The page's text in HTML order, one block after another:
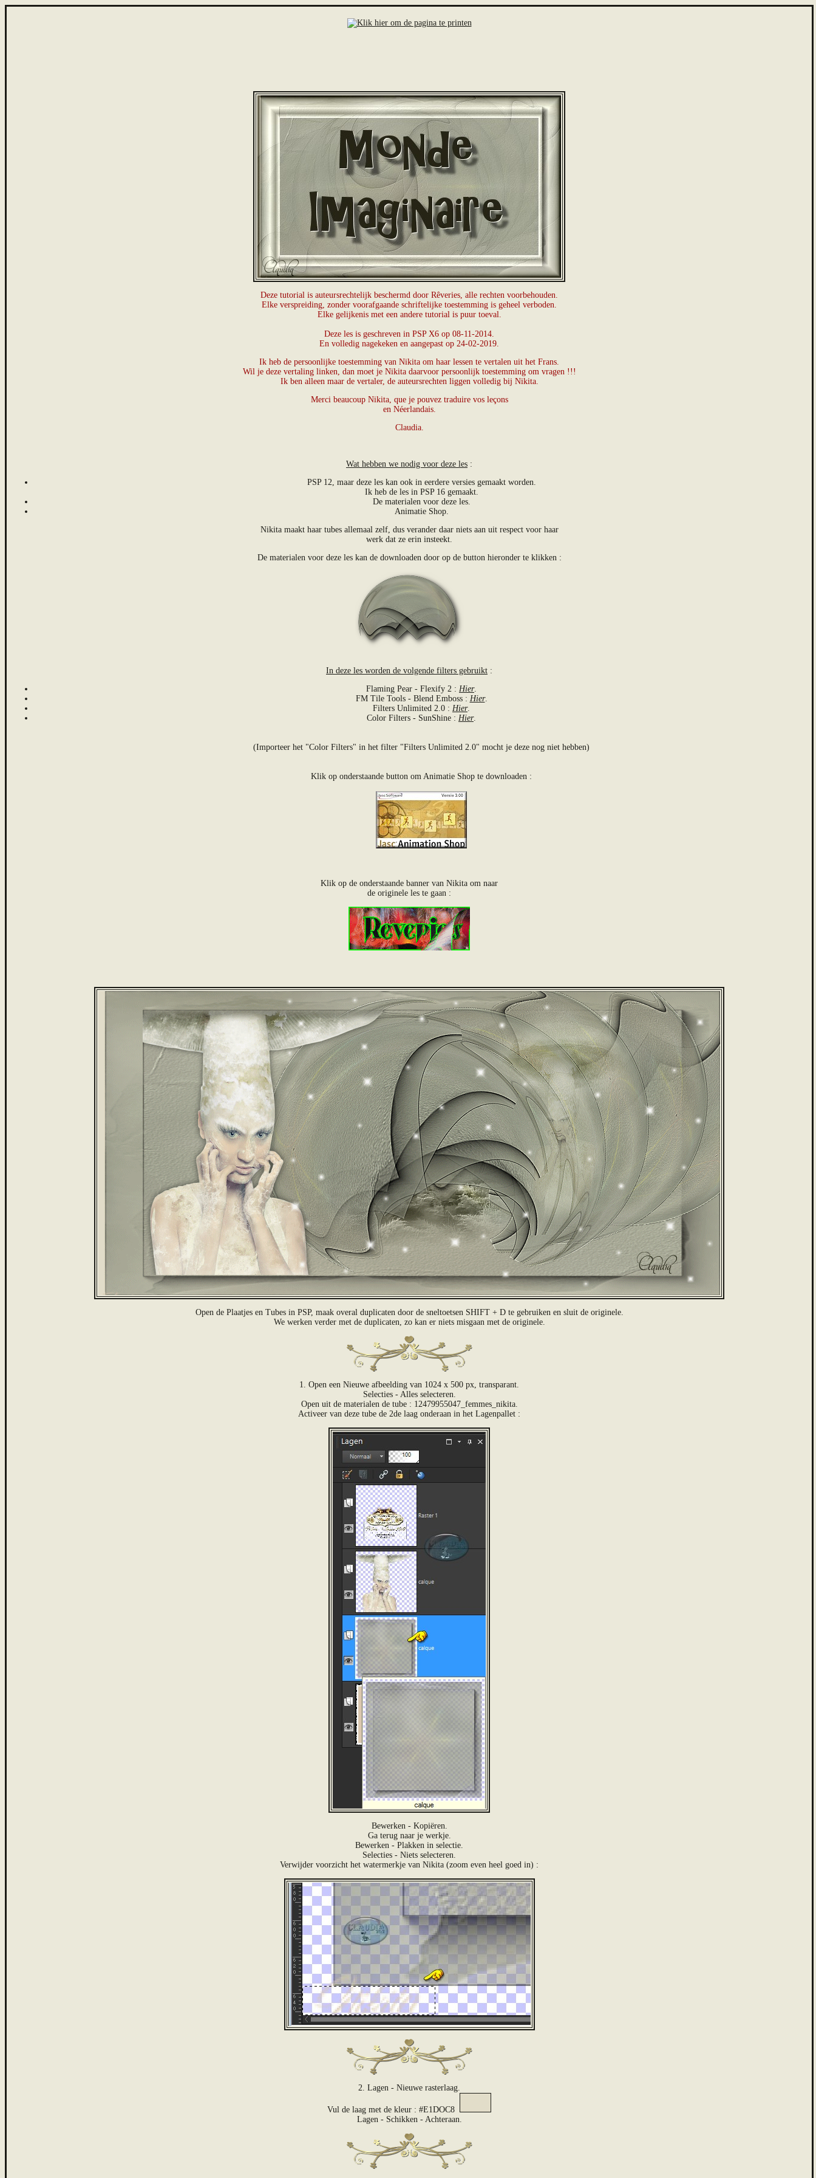
Deze tutorial is auteursrechtelijk beschermd door Rêveries, alle rechten voorbehouden.
Elke verspreiding, zonder voorafgaande schriftelijke toestemming is geheel verboden.
Elke gelijkenis met een andere tutorial is puur toeval.
Deze les is geschreven in PSP X6 op 08-11-2014.
En volledig nagekeken en aangepast op 24-02-2019.
Ik heb de persoonlijke toestemming van Nikita om haar lessen te vertalen uit het Frans.
Wil je deze vertaling linken, dan moet je Nikita daarvoor persoonlijk toestemming om vragen !!!
Ik ben alleen maar de vertaler, de auteursrechten liggen volledig bij Nikita.
Merci beaucoup Nikita, que je pouvez traduire vos leçons
en Néerlandais.
Claudia.
Wat hebben we nodig voor deze les :
PSP 12, maar deze les kan ook in eerdere versies gemaakt worden.
Ik heb de les in PSP 16 gemaakt.
De materialen voor deze les.
Animatie Shop.
Nikita maakt haar tubes allemaal zelf, dus verander daar niets aan uit respect voor haar
werk dat ze erin insteekt.
De materialen voor deze les kan de downloaden door op de button hieronder te klikken :
In deze les worden de volgende filters gebruikt :
Flaming Pear - Flexify 2 : Hier.
FM Tile Tools - Blend Emboss : Hier.
Filters Unlimited 2.0 : Hier.
Color Filters - SunShine : Hier.
(Importeer het "Color Filters" in het filter "Filters Unlimited 2.0" mocht je deze nog niet hebben)
Klik op onderstaande button om Animatie Shop te downloaden :
Klik op de onderstaande banner van Nikita om naar
de originele les te gaan :
Open de Plaatjes en Tubes in PSP, maak overal duplicaten door de sneltoetsen SHIFT + D te gebruiken en sluit de originele.
We werken verder met de duplicaten, zo kan er niets misgaan met de originele.
1. Open een Nieuwe afbeelding van 1024 x 500 px, transparant.
Selecties - Alles selecteren.
Open uit de materialen de tube : 12479955047_femmes_nikita.
Activeer van deze tube de 2de laag onderaan in het Lagenpallet :
Bewerken - Kopiëren.
Ga terug naar je werkje.
Bewerken - Plakken in selectie.
Selecties - Niets selecteren.
Verwijder voorzicht het watermerkje van Nikita (zoom even heel goed in) :
2. Lagen - Nieuwe rasterlaag.
Vul de laag met de kleur : #E1DOC8
Lagen - Schikken - Achteraan.